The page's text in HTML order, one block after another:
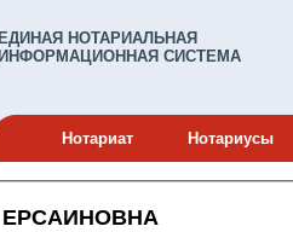
ЕДИНАЯ НОТАРИАЛЬНАЯ
ИНФОРМАЦИОННАЯ СИСТЕМА
Нотариат Нотариусы